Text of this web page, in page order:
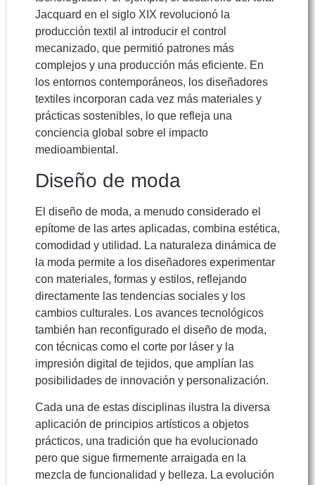
Jacquard en el siglo XIX revolucionó la
producción textil al introducir el control
mecanizado, que permitió patrones más
complejos y una producción más eficiente. En
los entornos contemporáneos, los diseñadores
textiles incorporan cada vez más materiales y
prácticas sostenibles, lo que refleja una
conciencia global sobre el impacto
medioambiental.
Diseño de moda
El diseño de moda, a menudo considerado el
epítome de las artes aplicadas, combina estética,
comodidad y utilidad. La naturaleza dinámica de
la moda permite a los diseñadores experimentar
con materiales, formas y estilos, reflejando
directamente las tendencias sociales y los
cambios culturales. Los avances tecnológicos
también han reconfigurado el diseño de moda,
con técnicas como el corte por láser y la
impresión digital de tejidos, que amplían las
posibilidades de innovación y personalización.
Cada una de estas disciplinas ilustra la diversa
aplicación de principios artísticos a objetos
prácticos, una tradición que ha evolucionado
pero que sigue firmemente arraigada en la
mezcla de funcionalidad y belleza. La evolución